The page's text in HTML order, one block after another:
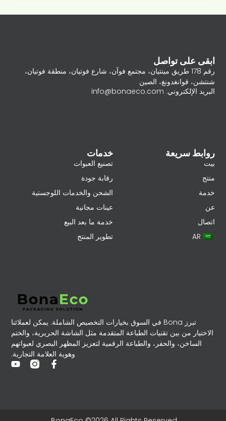
تبرز Bona في السوق بخيارات التخصيص الشاملة. يمكن لعملائنا
الاختيار من بين تقنيات الطباعة المتقدمة مثل الشاشة الحريرية، والختم
الساخن، والحفر، والطباعة الرقمية لتعزيز المظهر البصري لعبواتهم
وهوية العلامة التجارية.
خدمات
تصنيع العبوات
رقابة جودة
الشحن والخدمات اللوجستية
عينات مجانية
خدمة ما بعد البيع
تطوير المنتج
روابط سريعة
بيت
منتج
خدمة
عن
اتصال
AR
ابقى على تواصل
رقم 178 طريق مينتيان، مجتمع فوآن، شارع فوتيان، منطقة فوتيان،
شنتشن، قوانغدونغ، الصين
البريد الإلكتروني: info@bonaeco.com